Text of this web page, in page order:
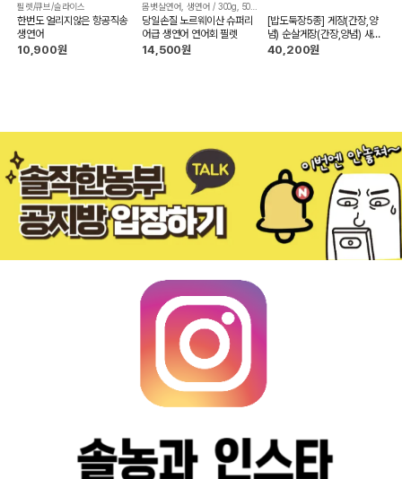
필렛/큐브/슬라이스
한번도 얼리지않은 항공직송
생연어
10,900원
당일손질 노르웨이산 슈퍼리
어급 생연어 연어회 필렛
14,500원
[밥도둑장5종] 게장(간장,양
념) 순살게장(간장,양념) 새우
장(간장,양념) 전복장, 연어장,
40,200원